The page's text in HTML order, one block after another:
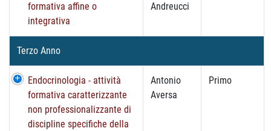
formativa affine o
integrativa
Andreucci
Terzo Anno
Endocrinologia - attività
formativa caratterizzante
non professionalizzante di
discipline specifiche della
Antonio
Aversa
Primo